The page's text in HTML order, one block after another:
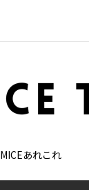
MICEあれこれ